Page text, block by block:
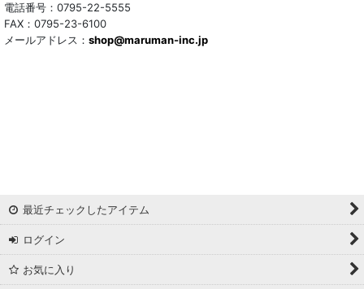
電話番号：0795-22-5555
FAX：0795-23-6100
メールアドレス： shop@maruman-inc.jp
最近チェックしたアイテム
ログイン
お気に入り